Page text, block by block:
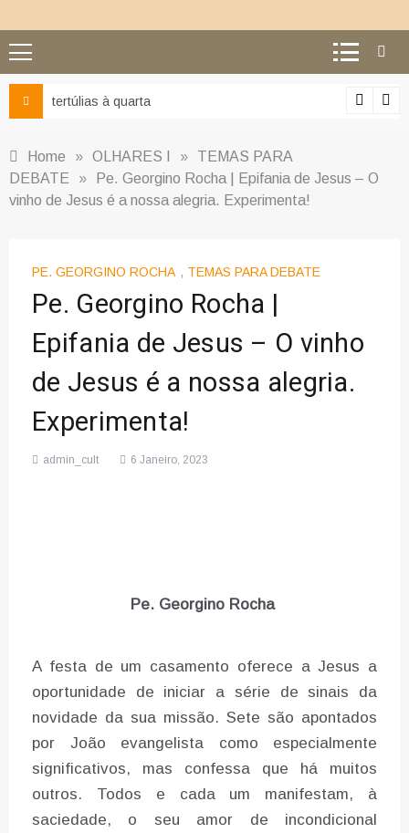
Ciência e religião: como superar o equívoco do conflito
Home » OLHARES I »
TEMAS PARA
DEBATE
»
Pe. Georgino Rocha | Epifania de Jesus – O
vinho de Jesus é a nossa alegria. Experimenta!
PE. GEORGINO ROCHA , TEMAS PARA DEBATE
Pe. Georgino Rocha |
Epifania de Jesus – O vinho
de Jesus é a nossa alegria.
Experimenta!
admin_cult 6 Janeiro, 2023
Pe. Georgino Rocha
A festa de um casamento oferece a Jesus a
oportunidade de iniciar a série de sinais da
novidade da sua missão. Sete são apontados
por João evangelista como especialmente
significativos, mas confessa que há muitos
outros. Todos e cada um manifestam, à
saciedade, o seu amor de incondicional